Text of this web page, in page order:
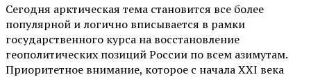
Сегодня арктическая тема становится все более
популярной и логично вписывается в рамки
государственного курса на восстановление
геополитических позиций России по всем азимутам.
Приоритетное внимание, которое с начала XXI века